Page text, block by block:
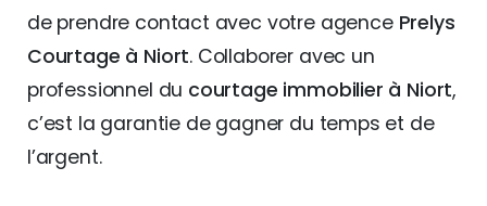
de prendre contact avec votre agence Prelys
Courtage à Niort. Collaborer avec un
professionnel du courtage immobilier à Niort,
c’est la garantie de gagner du temps et de
l’argent.